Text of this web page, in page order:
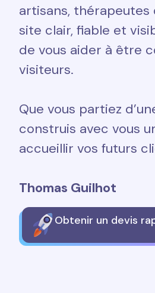
artisans, thérapeutes
site clair, fiable et
de vous aider à être
visiteurs.
Que vous partiez
construis avec vous
accueillir vos futurs
Thomas Guilhot
Obtenir un devis